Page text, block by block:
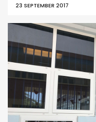
23 SEPTEMBER 2017